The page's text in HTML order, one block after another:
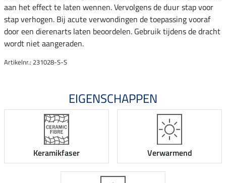
aan het effect te laten wennen. Vervolgens de duur stap voor
stap verhogen. Bij acute verwondingen de toepassing vooraf
door een dierenarts laten beoordelen. Gebruik tijdens de dracht
wordt niet aangeraden.
Artikelnr.: 231028-S-S
EIGENSCHAPPEN
Keramikfaser Verwarmend